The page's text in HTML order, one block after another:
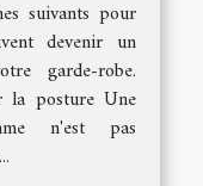
suivants pour
devenir un
garde-robe.
la posture Une
n'est pas